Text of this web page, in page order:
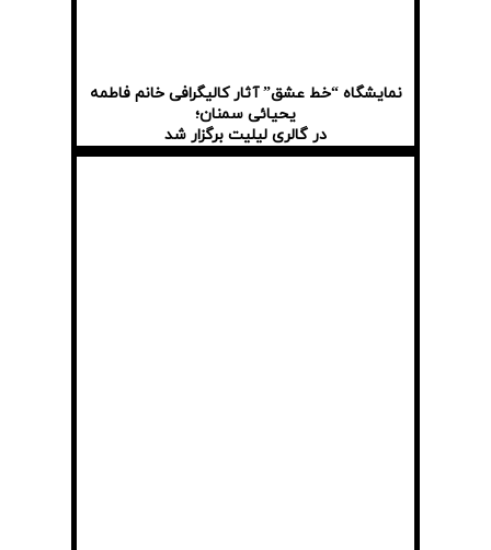
نمایشگاه “خط عشق” آثار کالیگرافی خانم فاطمه
یحیائی سمنان؛
در گالری لیلیت برگزار شد